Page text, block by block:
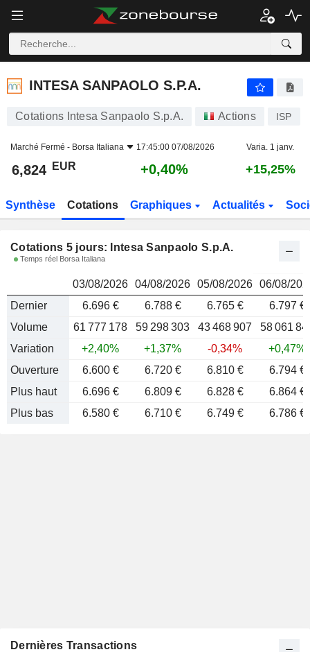
INTESA SANPAOLO S.P.A. 6,824
INTESA SANPAOLO S.P.A.
Cotations Intesa Sanpaolo S.p.A. Actions ISP
Marché Fermé - Borsa Italiana 17:45:00 07/08/2026 Varia. 1 janv.
6,824 EUR +0,40% +15,25%
Synthèse Cotations Graphiques Actualités
Cotations 5 jours: Intesa Sanpaolo S.p.A.
Temps réel Borsa Italiana
03/08/2026 04/08/2026 05/08/2026 06/08/
Dernier
6.696 € 6.788 € 6.765 €
6.797 €
Volume
61 777 178 59 298 303 43 468 907
58 061
Variation
+2,40% +1,37% -0,34%
+0,47%
Ouverture
6.600 € 6.720 € 6.810 €
6.794 €
Plus haut
6.696 € 6.809 € 6.828 €
6.864 €
Plus bas
6.580 € 6.710 € 6.749 € 6.786 €
Dernières Transactions